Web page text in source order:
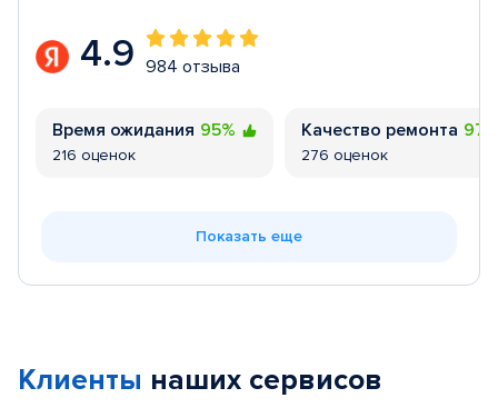
4.9 984 отзыва
Время ожидания 95%
216 оценок
Качество ремонта
276 оценок
Показать еще
Клиенты наших сервисов